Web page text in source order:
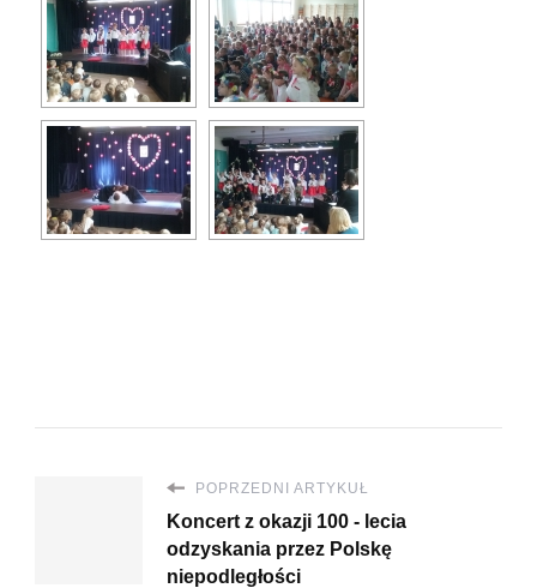
POPRZEDNI ARTYKUŁ
Koncert z okazji 100 - lecia
odzyskania przez Polskę
niepodległości